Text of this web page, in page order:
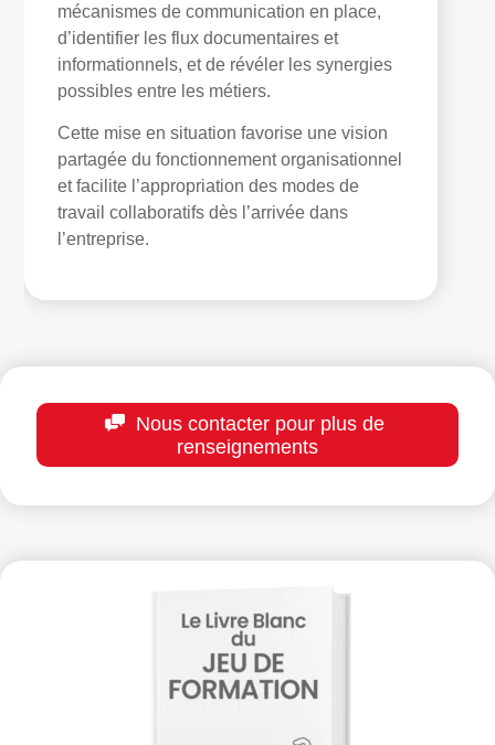
mécanismes de communication en place,
d’identifier les flux documentaires et
informationnels, et de révéler les synergies
possibles entre les métiers.
Cette mise en situation favorise une vision
partagée du fonctionnement organisationnel
et facilite l’appropriation des modes de
travail collaboratifs dès l’arrivée dans
l’entreprise.
Nous contacter pour plus de
renseignements